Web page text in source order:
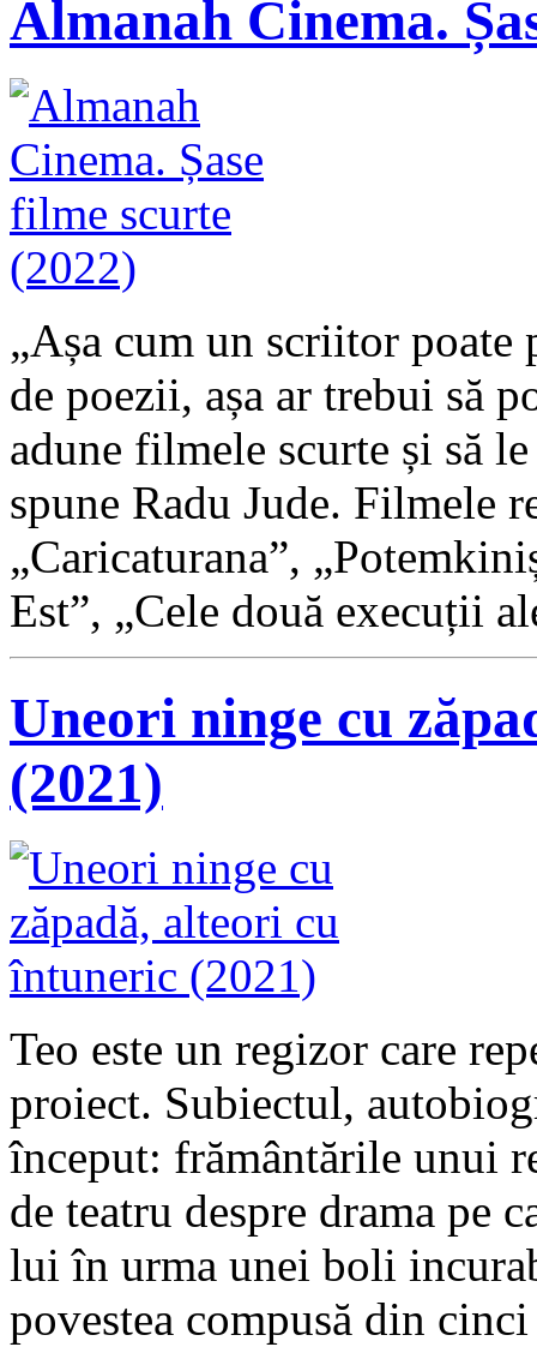
Almanah Cinema.
„Așa cum un scriitor
de poezii, așa ar trebui să
adune filmele scurte și să
spune Radu Jude. Filmele
„Caricaturana”,
Est”, „Cele două execuții
Uneori ninge cu
(2021)
Teo este un regizor care
proiect. Subiectul,
început: frământările unui
de teatru despre drama pe
lui în urma unei boli
povestea compusă din